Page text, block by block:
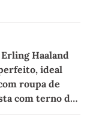
Haaland
ideal
roupa de
com terno de